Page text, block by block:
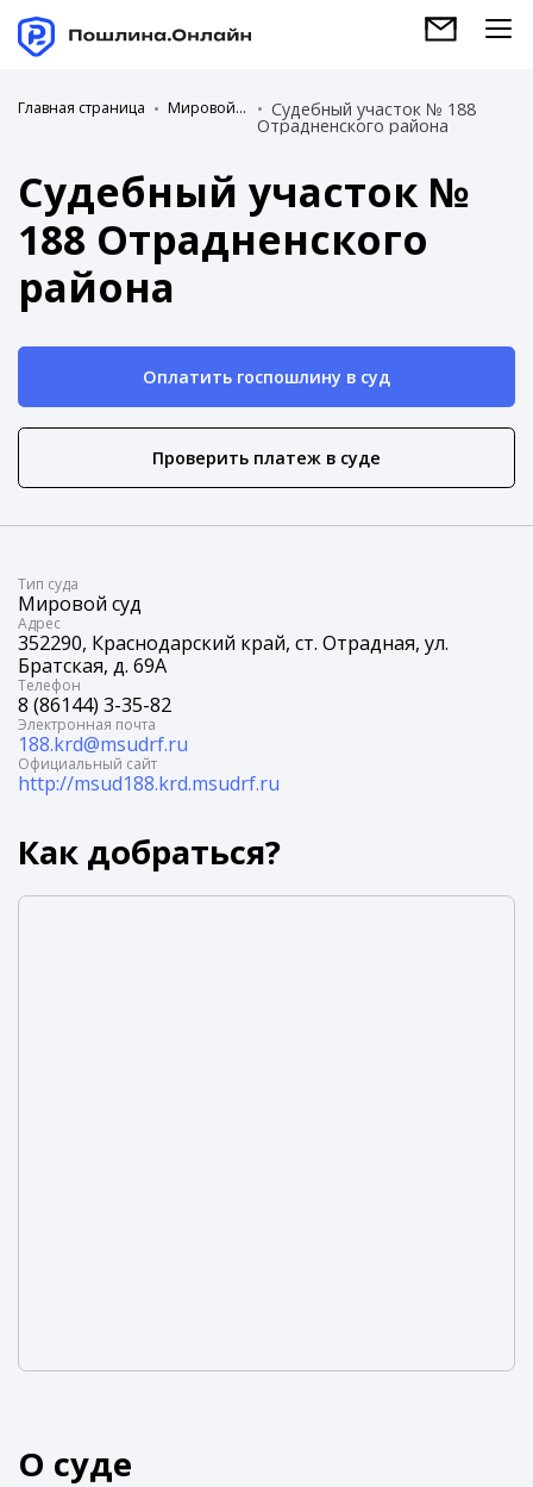
Главная страница Мировой суд Судебный участок № 188
Отрадненского района
Судебный участок №
188 Отрадненского
района
Оплатить госпошлину в суд
Проверить платеж в суде
Tип суда
Мировой суд
Адрес
352290, Краснодарский край, ст. Отрадная, ул.
Братская, д. 69А
Телефон
8 (86144) 3-35-82
Электронная почта
188.krd@msudrf.ru
Официальный сайт
http://msud188.krd.msudrf.ru
Как добраться?
О суде